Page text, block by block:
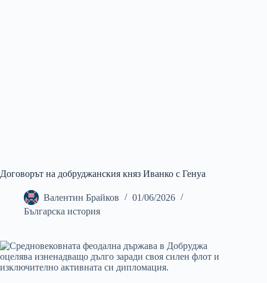
Договорът на добруджанския княз Иванко с Генуа
Валентин Брайков
01/06/2026
Българска история